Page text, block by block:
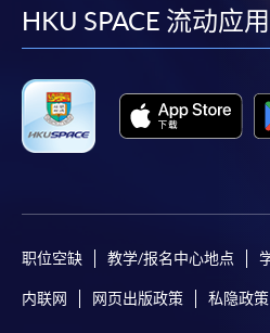
HKU SPACE 流动应
职位空缺 教学/报名中心地点
内联网 网页出版政策 私隐政策